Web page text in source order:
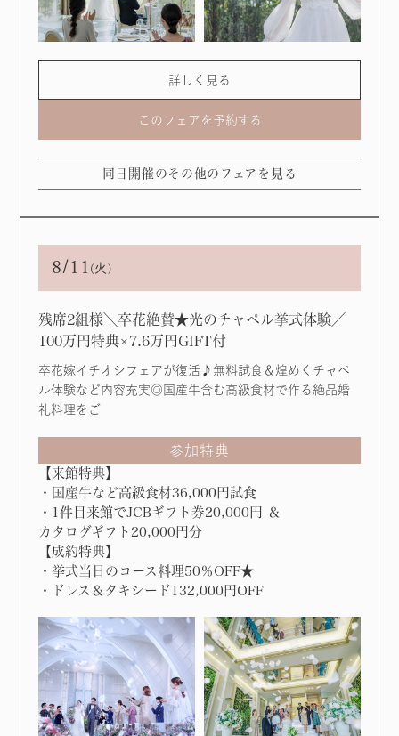
詳しく見る
このフェアを予約する
同日開催のその他のフェアを見る
8/11(火)
残席2組様＼卒花絶賛★光のチャペル挙式体験／
100万円特典×7.6万円GIFT付
卒花嫁イチオシフェアが復活♪無料試食＆煌めくチャペ
ル体験など内容充実◎国産牛含む高級食材で作る絶品婚
礼料理をご
参加特典
【来館特典】
・国産牛など高級食材36,000円試食
・1件目来館でJCBギフト券20,000円 ＆
カタログギフト20,000円分
【成約特典】
・挙式当日のコース料理50％OFF★
・ドレス＆タキシード132,000円OFF